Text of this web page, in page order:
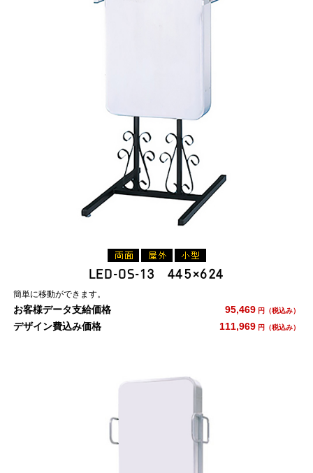
LED-OS-13 445×624
簡単に移動ができます。
お客様データ支給価格 95,469 円（税込み）
デザイン費込み価格 111,969 円（税込み）